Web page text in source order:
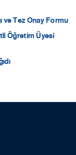
ve Tez Onay Formu
Öğretim Üyesi